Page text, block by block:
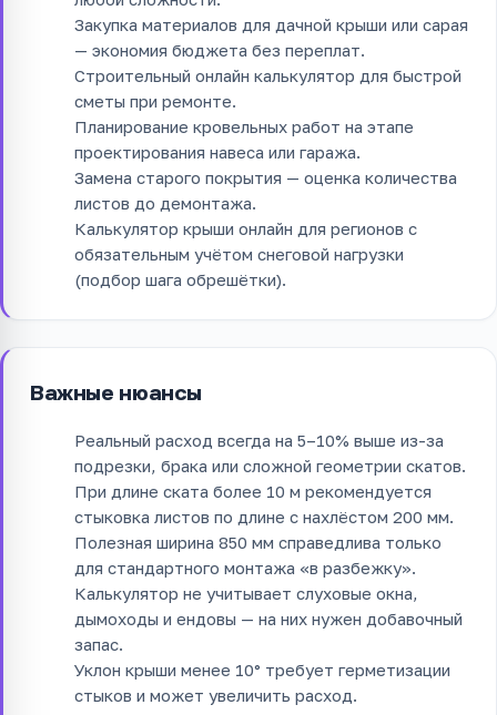
Закупка материалов для дачной крыши или сарая
— экономия бюджета без переплат.
Строительный онлайн калькулятор для быстрой
сметы при ремонте.
Планирование кровельных работ на этапе
проектирования навеса или гаража.
Замена старого покрытия — оценка количества
листов до демонтажа.
Калькулятор крыши онлайн для регионов с
обязательным учётом снеговой нагрузки
(подбор шага обрешётки).
Важные нюансы
Реальный расход всегда на 5–10% выше из-за
подрезки, брака или сложной геометрии скатов.
При длине ската более 10 м рекомендуется
стыковка листов по длине с нахлёстом 200 мм.
Полезная ширина 850 мм справедлива только
для стандартного монтажа «в разбежку».
Калькулятор не учитывает слуховые окна,
дымоходы и ендовы — на них нужен добавочный
запас.
Уклон крыши менее 10° требует герметизации
стыков и может увеличить расход.